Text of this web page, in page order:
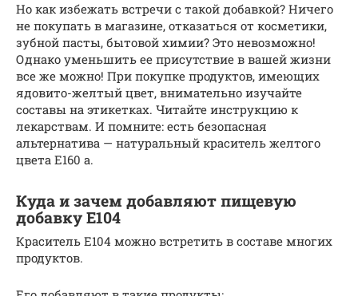
Но как избежать встречи с такой добавкой? Ничего
не покупать в магазине, отказаться от косметики,
зубной пасты, бытовой химии? Это невозможно!
Однако уменьшить ее присутствие в вашей жизни
все же можно! При покупке продуктов, имеющих
ядовито-желтый цвет, внимательно изучайте
составы на этикетках. Читайте инструкцию к
лекарствам. И помните: есть безопасная
альтернатива — натуральный краситель желтого
цвета Е160 а.
Куда и зачем добавляют пищевую
добавку Е104
Краситель Е104 можно встретить в составе многих
продуктов.